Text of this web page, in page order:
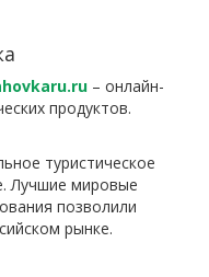
– онлайн-
продуктов.
туристическое
Лучшие мировые
позволили
рынке.